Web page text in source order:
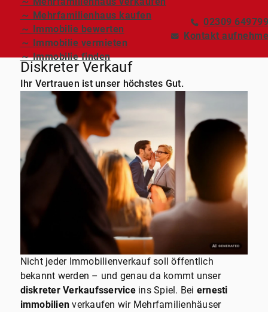
～ Mehrfamilienhaus kaufen
～ Immobilie bewerten
～ Immobilie vermieten
～ Immobilie finden
02309
Kontakt
Diskreter Verkauf
Ihr Vertrauen ist unser höchstes Gut.
Nicht jeder Immobilienverkauf soll öffentlich
bekannt werden – und genau da kommt unser
diskreter Verkaufsserviceins Spiel. Bei ernesti
immobilien verkaufen wir Mehrfamilienhäuser